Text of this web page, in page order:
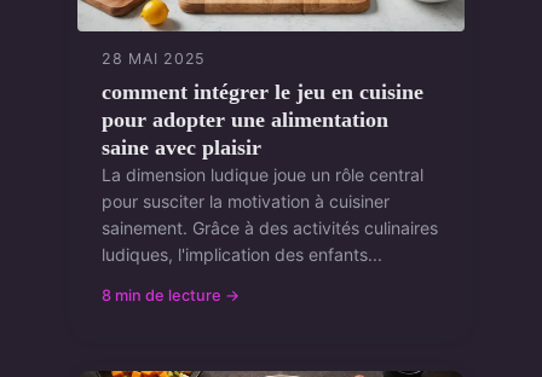
28 MAI 2025
comment intégrer le jeu en cuisine
pour adopter une alimentation
saine avec plaisir
La dimension ludique joue un rôle central
pour susciter la motivation à cuisiner
sainement. Grâce à des activités culinaires
ludiques, l'implication des enfants...
8 min de lecture →